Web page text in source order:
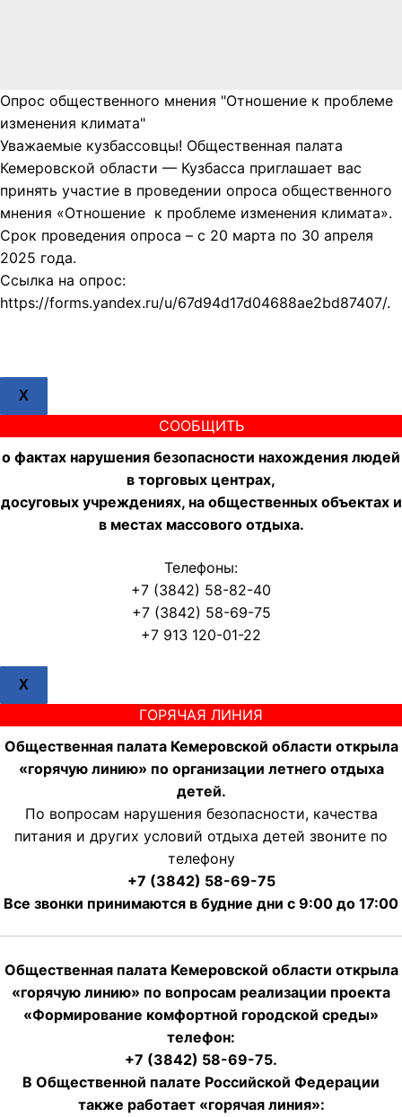
Опрос общественного мнения "Отношение к проблеме
изменения климата"
Уважаемые кузбассовцы! Общественная палата
Кемеровской области — Кузбасса приглашает вас
принять участие в проведении опроса общественного
мнения «Отношение к проблеме изменения климата».
Срок проведения опроса – с 20 марта по 30 апреля
2025 года.
Ссылка на опрос:
https://forms.yandex.ru/u/67d94d17d04688ae2bd87407/.
X
СООБЩИТЬ
о фактах нарушения безопасности нахождения людей
в торговых центрах,
досуговых учреждениях, на общественных объектах и
в местах массового отдыха.
Телефоны:
+7 (3842) 58-82-40
+7 (3842) 58-69-75
+7 913 120-01-22
X
ГОРЯЧАЯ ЛИНИЯ
Общественная палата Кемеровской области открыла
«горячую линию» по организации летнего отдыха
детей.
По вопросам нарушения безопасности, качества
питания и других условий отдыха детей звоните по
телефону
+7 (3842) 58-69-75
Все звонки принимаются в будние дни с 9:00 до 17:00
Общественная палата Кемеровской области открыла
«горячую линию» по вопросам реализации проекта
«Формирование комфортной городской среды»
телефон:
+7 (3842) 58-69-75.
В Общественной палате Российской Федерации
также работает «горячая линия»: